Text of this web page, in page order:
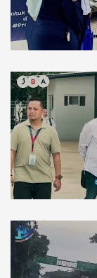
JBA
Lelang
Cara
Bandung!